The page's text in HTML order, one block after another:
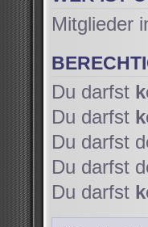
Mitglieder
Du darfst
Du darfst
Du darfst
Du darfst
Du darfst